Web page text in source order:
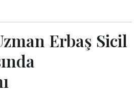
Erbaş Sicil